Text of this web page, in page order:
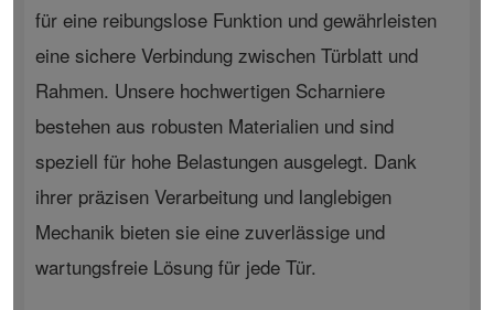
für eine reibungslose Funktion und gewährleisten
eine sichere Verbindung zwischen Türblatt und
Rahmen. Unsere hochwertigen Scharniere
bestehen aus robusten Materialien und sind
speziell für hohe Belastungen ausgelegt. Dank
ihrer präzisen Verarbeitung und langlebigen
Mechanik bieten sie eine zuverlässige und
wartungsfreie Lösung für jede Tür.